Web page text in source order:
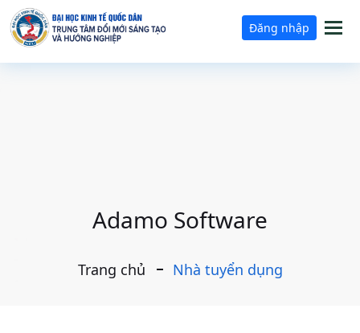
Đăng nhập
Adamo Software
Trang chủ Nhà tuyển dụng